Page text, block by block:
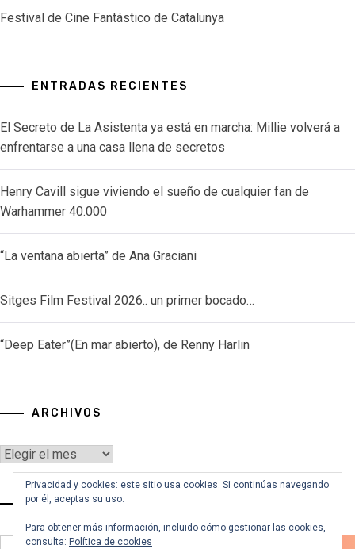
Festival de Cine Fantástico de Catalunya
ENTRADAS RECIENTES
El Secreto de La Asistenta ya está en marcha: Millie volverá a
enfrentarse a una casa llena de secretos
Henry Cavill sigue viviendo el sueño de cualquier fan de
Warhammer 40.000
“La ventana abierta” de Ana Graciani
Sitges Film Festival 2026.. un primer bocado…
“Deep Eater”(En mar abierto), de Renny Harlin
ARCHIVOS
Archivos
VOY A BUSCAR…
Buscar:
Privacidad y cookies: este sitio usa cookies. Si continúas navegando
por él, aceptas su uso.
Para obtener más información, incluido cómo gestionar las cookies,
consulta: Política de cookies